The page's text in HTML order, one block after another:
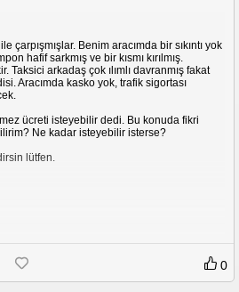
çarpışmışlar. Benim aracımda bir sıkıntı yok
hafif sarkmış ve bir kısmı kırılmış.
Taksici arkadaş çok ılımlı davranmış fakat
Aracımda kasko yok, trafik sigortası
ücreti isteyebilir dedi. Bu konuda fikri
Ne kadar isteyebilir isterse?
lütfen.
19.İcra Dairesi'nden icra kağıdı
talebi kanunen 1 kez yapılır ve itiraz
gönderemez, suçtur.Haklı olduklarını
0